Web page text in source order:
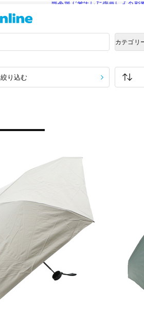
熊本県で発生した地震による影
カテゴリ
絞り込む